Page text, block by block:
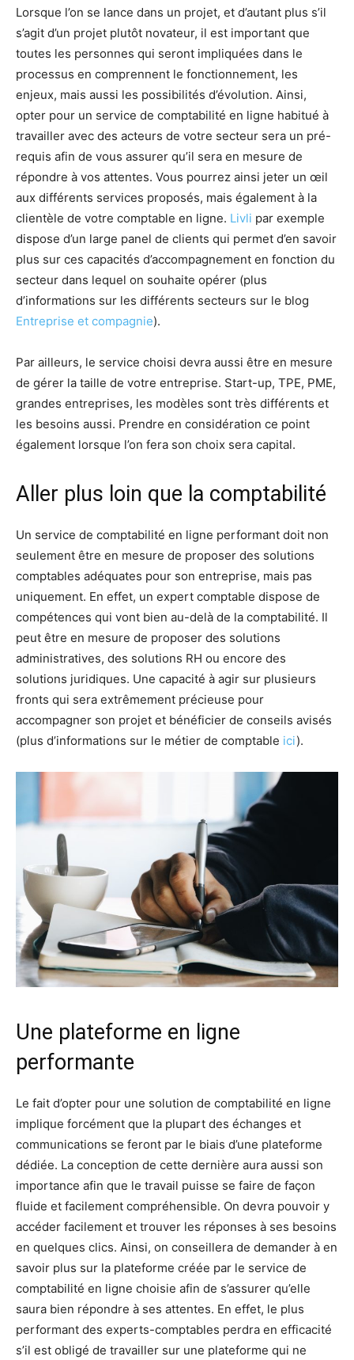
Lorsque l’on se lance dans un projet, et d’autant plus s’il
s’agit d’un projet plutôt novateur, il est important que
toutes les personnes qui seront impliquées dans le
processus en comprennent le fonctionnement, les
enjeux, mais aussi les possibilités d’évolution. Ainsi,
opter pour un service de comptabilité en ligne habitué à
travailler avec des acteurs de votre secteur sera un pré-
requis afin de vous assurer qu’il sera en mesure de
répondre à vos attentes. Vous pourrez ainsi jeter un œil
aux différents services proposés, mais également à la
clientèle de votre comptable en ligne. Livli par exemple
dispose d’un large panel de clients qui permet d’en savoir
plus sur ces capacités d’accompagnement en fonction du
secteur dans lequel on souhaite opérer (plus
d’informations sur les différents secteurs sur le blog
Entreprise et compagnie).
Par ailleurs, le service choisi devra aussi être en mesure
de gérer la taille de votre entreprise. Start-up, TPE, PME,
grandes entreprises, les modèles sont très différents et
les besoins aussi. Prendre en considération ce point
également lorsque l’on fera son choix sera capital.
Aller plus loin que la comptabilité
Un service de comptabilité en ligne performant doit non
seulement être en mesure de proposer des solutions
comptables adéquates pour son entreprise, mais pas
uniquement. En effet, un expert comptable dispose de
compétences qui vont bien au-delà de la comptabilité. Il
peut être en mesure de proposer des solutions
administratives, des solutions RH ou encore des
solutions juridiques. Une capacité à agir sur plusieurs
fronts qui sera extrêmement précieuse pour
accompagner son projet et bénéficier de conseils avisés
(plus d’informations sur le métier de comptable ici).
Une plateforme en ligne
performante
Le fait d’opter pour une solution de comptabilité en ligne
implique forcément que la plupart des échanges et
communications se feront par le biais d’une plateforme
dédiée. La conception de cette dernière aura aussi son
importance afin que le travail puisse se faire de façon
fluide et facilement compréhensible. On devra pouvoir y
accéder facilement et trouver les réponses à ses besoins
en quelques clics. Ainsi, on conseillera de demander à en
savoir plus sur la plateforme créée par le service de
comptabilité en ligne choisie afin de s’assurer qu’elle
saura bien répondre à ses attentes. En effet, le plus
performant des experts-comptables perdra en efficacité
s’il est obligé de travailler sur une plateforme qui ne